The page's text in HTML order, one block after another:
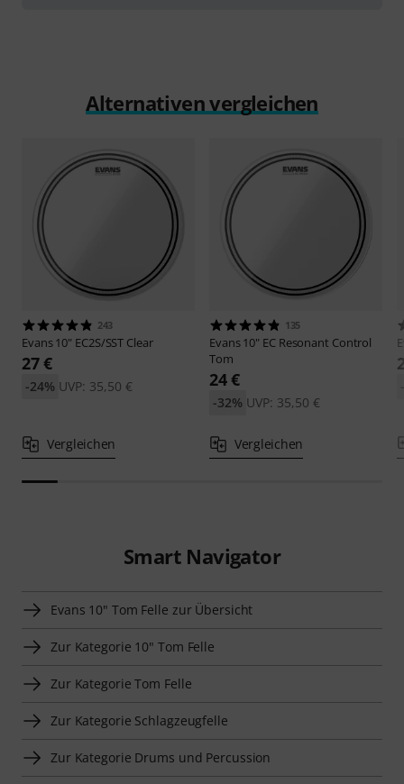
Alternativen vergleichen
243
Evans10" EC2S/SST Clear
27 €
UVP: 35,50 €
-24%
Vergleichen
135
Evans10" EC Resonant Control
Tom
24 €
UVP: 35,50 €
-32%
Vergleichen
Smart Navigator
Evans 10" Tom Felle zur Übersicht
Zur Kategorie 10" Tom Felle
Zur Kategorie Tom Felle
Zur Kategorie Schlagzeugfelle
Zur Kategorie Drums und Percussion